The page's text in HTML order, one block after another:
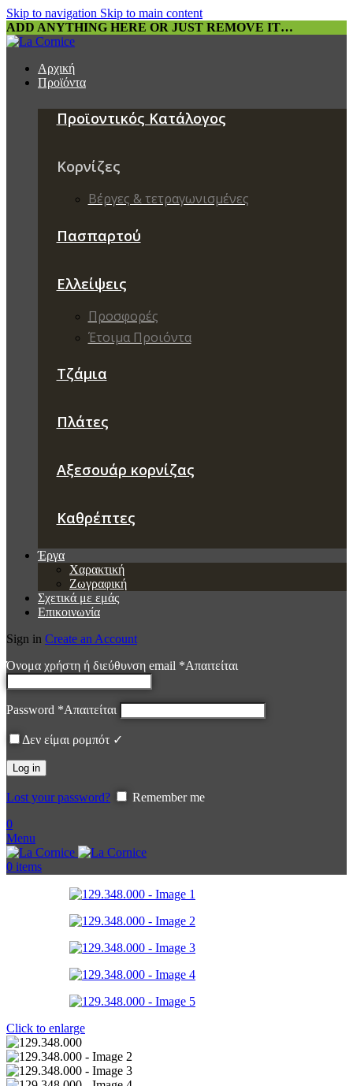
Skip to navigation Skip to main content
ADD ANYTHING HERE OR JUST REMOVE IT…
Αρχική
Προϊόντα
Προϊοντικός Κατάλογος
Κορνίζες
Βέργες & τετραγωνισμένες
Πασπαρτού
Ελλείψεις
Προσφορές
Έτοιμα Προιόντα
Τζάμια
Πλάτες
Αξεσουάρ κορνίζας
Καθρέπτες
Έργα
Χαρακτική
Ζωγραφική
Σχετικά με εμάς
Επικοινωνία
Sign in Create an Account
Όνομα χρήστη ή διεύθυνση email *Απαιτείται
Password *Απαιτείται
Δεν είμαι ρομπότ ✓
Log in
Lost your password?
Remember me
0
Menu
0 items
Click to enlarge